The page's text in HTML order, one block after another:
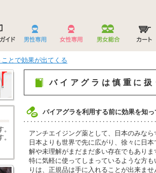
とで効果が出てくる
バイアグラは慎重に
バイアグラを利用する前に効果を知っ
アンチエイジング薬として、日本のみな
日本よりも世界で先に広がり、徐々に日
解や未理解がまだまだ多い存在でもありま
特に気軽に使ってしまっているような方
りは、正規品は手に入れることが出来ませ